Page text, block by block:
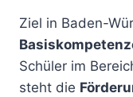
Ziel in Baden-
Schüler im
steht die